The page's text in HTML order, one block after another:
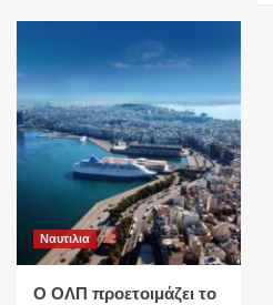
Ναυτιλια
O ΟΛΠ προετοιμάζει το